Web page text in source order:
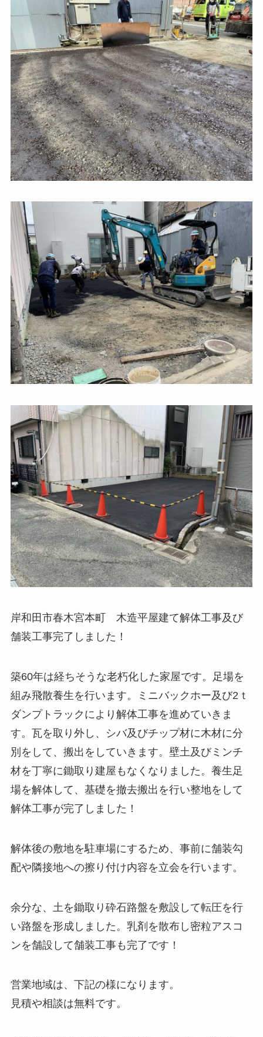
岸和田市春木宮本町 木造平屋建て解体工事及び
舗装工事完了しました！
築60年は経ちそうな老朽化した家屋です。足場を
組み飛散養生を行います。ミニバックホー及び2ｔ
ダンプトラックにより解体工事を進めていきま
す。瓦を取り外し、シバ及びチップ材に木材に分
別をして、搬出をしていきます。壁土及びミンチ
材を丁寧に鋤取り建屋もなくなりました。養生足
場を解体して、基礎を撤去搬出を行い整地をして
解体工事が完了しました！
解体後の敷地を駐車場にするため、事前に舗装勾
配や隣接地への擦り付け内容を立会を行います。
余分な、土を鋤取り砕石路盤を敷設して転圧を行
い路盤を形成しました。乳剤を散布し密粒アスコ
ンを舗設して舗装工事も完了です！
営業地域は、下記の様になります。
見積や相談は無料です。